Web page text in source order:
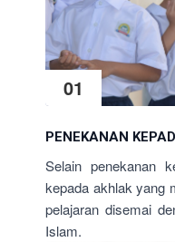
01
PENEKANAN
Selain penekanan
kepada akhlak yang
pelajaran disemai
Islam.